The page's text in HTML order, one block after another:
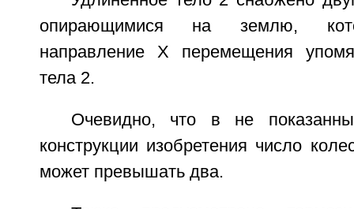
опирающимися на землю,
направление Х перемещения
тела 2.
Очевидно, что в не
конструкции изобретения число
может превышать два.